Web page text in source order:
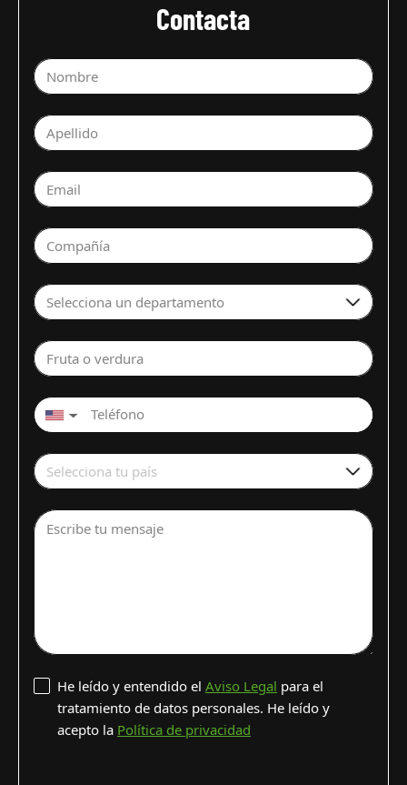
Contacta
Nombre
Apellido
Email
Compañía
Selecciona un departamento
Fruta o verdura
▼
Selecciona tu país
Escribe tu mensaje
He leído y entendido el Aviso Legal para el
tratamiento de datos personales. He leído y
acepto la Política de privacidad